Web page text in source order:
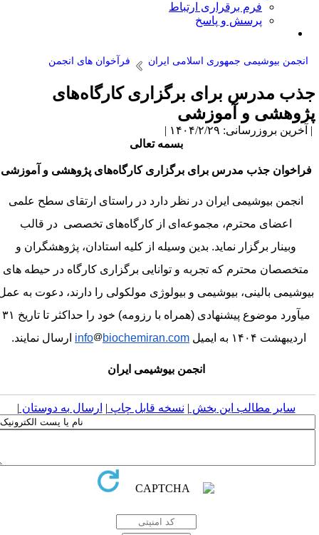
فرم برقراری ارتباط
پرسش و پاسخ
انجمن بیوشیمی جمهوری اسلامی ایران فرآخوان های انجمن
مدرس برای برگزاری کارگاه‌های
و آموزشی
بروزرسانی: ۱۴۰۴/۲/۲۹ |
بسمه تعالی
فراخوانجذب مدرس برای برگزاری کارگاه‌های پژوهشی و آموزشی
انجمن بیوشیمی ایران در نظر دارد در راستای ارتقای سطح علمی
اعضای محترم، مجموعه‌ای از کارگاه‌های تخصصی در قالب
وبیناربرگزار نماید. بدین وسیله از کلیه استادان، پژوهشگران و
متخصصان محترم که تجربه و توانایی برگزاری کارگاه‌ در حیطه های
بالینی، بیوشیمی و بیولوژی مولکولی را دارند، دعوت به عمل
می­آورد موضوع پیشنهادی (همراه با رزومه) خود را حداکثر تا تاریخ ۳۱
اردیبهشت ۱۴۰۴ به ایمیل
info biochemiran.com ارسال نمایند.
انجمن بیوشیمی ایران
سایر مطالب این بخش | نسخه قابل چاپ| ارسال به دوستان|